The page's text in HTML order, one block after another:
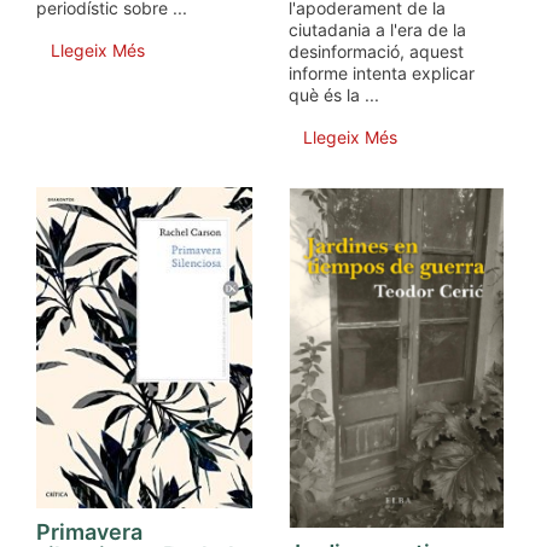
periodístic sobre ...
Llegeix Més
l'apoderament de la
ciutadania a l'era de la
desinformació, aquest
informe intenta explicar
què és la ...
Llegeix Més
Primavera